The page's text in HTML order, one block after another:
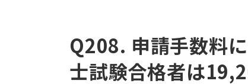
Q208. 申請手数料
士試験合格者は